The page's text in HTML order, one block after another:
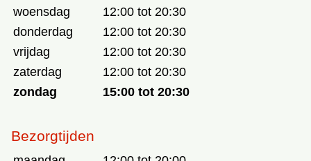
woensdag
12:00 tot 20:30
donderdag
12:00 tot 20:30
vrijdag
12:00 tot 20:30
zaterdag
12:00 tot 20:30
zondag
15:00 tot 20:30
Bezorgtijden